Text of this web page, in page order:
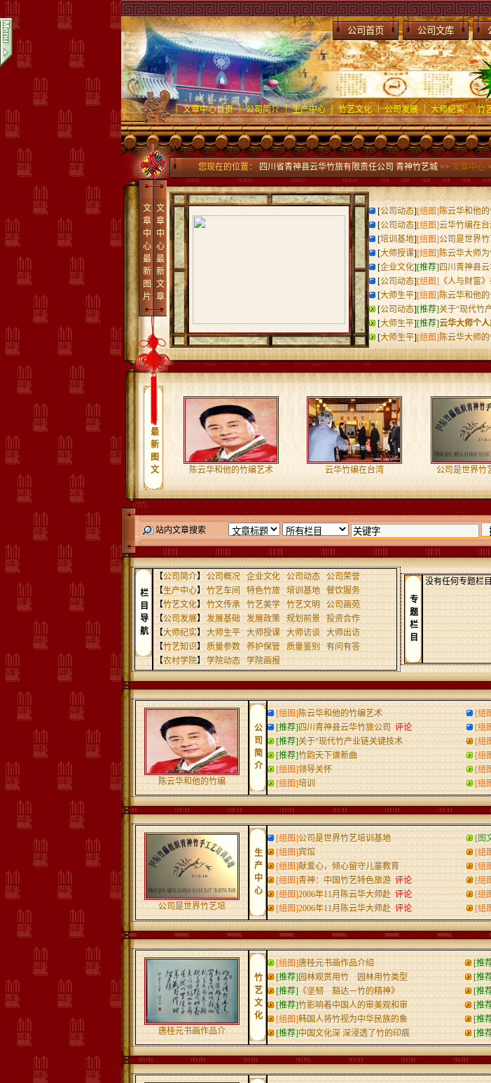
公司首页 公司文库
| 文章中心首页 | 公司简介 | 生产中心 | 竹艺文化 | 公司发展 | 大师纪实 | 竹
您现在的位置： 四川省青神县云华竹旅有限责任公司 青神竹艺城>> 文章中心
文
章
中
心
最
新
图
片
文
章
中
心
最
新
文
章
[公司动态][组图] 陈云华和他
[公司动态][组图]云华竹编在台
[培训基地][组图]公司是世界
[大师授课][组图] 陈云华大师
[企业文化][推荐] 四川青神县
[公司动态][组图] 《人与财富
[大师生平][组图] 陈云华和他
[公司动态][推荐]关于“现代竹
[大师生平][推荐]云华大师个
[大师生平][组图] 陈云华大师
最
新
图
文
陈云华和他的竹编艺术 云华竹编在台湾 公司是世界竹
站内文章搜索
栏
目
导
航
【公司简介】公司概况 企业文化 公司动态
公司荣誉
【生产中心】竹艺车间 特色竹旅 培训基地
餐饮服务
【竹艺文化】竹文传承 竹艺美学 竹艺文明
公司画苑
【公司发展】发展基础 发展政策 规划前景
投资合作
【大师纪实】大师生平 大师授课 大师访谈
大师出访
【竹艺知识】质量参数 养护保管 质量鉴别
有问有答
【农村学院】学院动态 学院画报
专
题
栏
目
没有任何专题栏
陈云华和他的竹编
公
司
简
介
[组图]陈云华和他的竹编艺术 [组
[推荐]四川青神县云华竹旅公司 评论 [组
[推荐]关于“现代竹产业链关键技术 [组
[推荐]竹韵天下谱新曲 [组
[组图]领导关怀 [组
[组图]培训 [组
公司是世界竹艺培
生
产
中
心
[组图]公司是世界竹艺培训基地 [图
[组图]宾馆 [组
[组图]献爱心，倾心留守儿童教育 [组
[组图]青神：中国竹艺特色旅游 评论 [组
[组图]2006年11月陈云华大师赴 评论 [组
[组图]2006年11月陈云华大师赴 评论 [组
唐桂元书画作品介
竹
艺
文
化
[组图]唐桂元书画作品介绍 [推
[推荐]园林观赏用竹 园林用竹类型 [推
[推荐]《坚韧 豁达－竹的精神》 [推
[推荐]竹影响着中国人的审美观和审 [推
[组图]韩国人将竹视为中华民族的象 [推
[推荐]中国文化深 深浸透了竹的印痕 [推